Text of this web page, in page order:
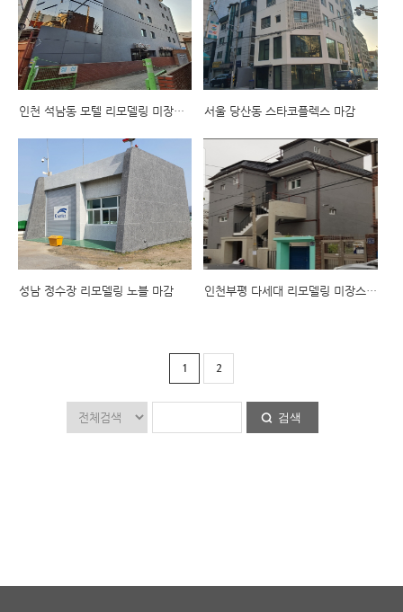
인천 석남동 모텔 리모델링 미장스톤 마감 서울 당산동 스타코플렉스 마감
성남 정수장 리모델링 노블 마감 인천부평 다세대 리모델링 미장스톤 마감
1 2
검색